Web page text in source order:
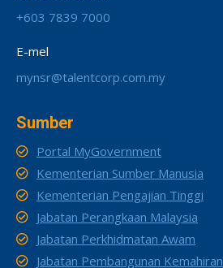
+603 7839 7000
E-mel
mynsr@talentcorp.com.my
Sumber
Portal MyGovernment
Kementerian Sumber Manusia
Kementerian Pengajian Tinggi
Jabatan Perangkaan Malaysia
Jabatan Perkhidmatan Awam
Jabatan Pembangunan Kemahiran